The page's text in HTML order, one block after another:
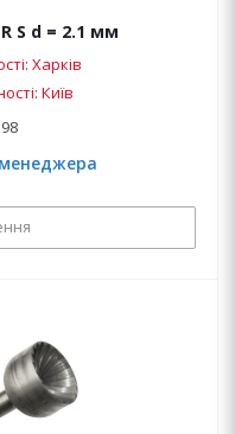
S d = 2.1 мм
Харків
Київ